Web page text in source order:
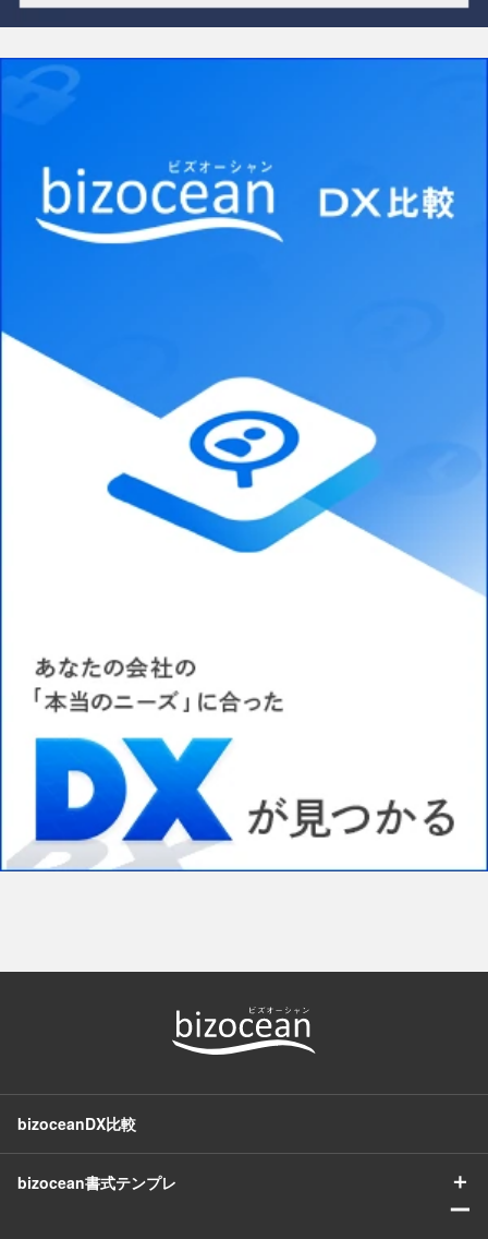
bizoceanDX比較
bizocean書式テンプレ
＋
ー